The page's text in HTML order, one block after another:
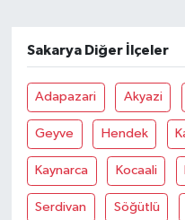
Sakarya Diğer İlçeler
Adapazari Akyazi
Geyve Hendek
Kaynarca Kocaali
Serdivan Söğütlü